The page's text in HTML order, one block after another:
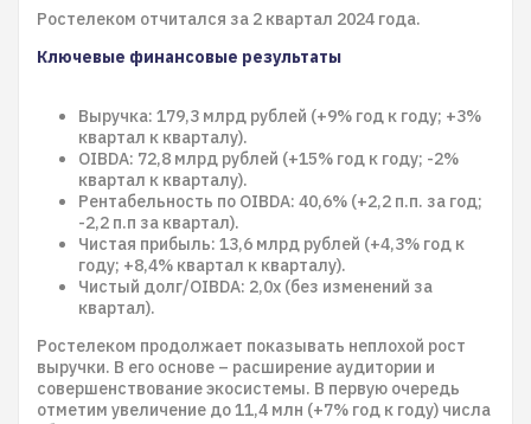
Ростелеком отчитался за 2 квартал 2024 года.
Ключевые финансовые результаты
Выручка: 179,3 млрд рублей (+9% год к году; +3%
квартал к кварталу).
OIBDA: 72,8 млрд рублей (+15% год к году; -2%
квартал к кварталу).
Рентабельность по OIBDA: 40,6% (+2,2 п.п. за год;
-2,2 п.п за квартал).
Чистая прибыль: 13,6 млрд рублей (+4,3% год к
году; +8,4% квартал к кварталу).
Чистый долг/OIBDA: 2,0х (без изменений за
квартал).
Ростелеком продолжает показывать неплохой рост
выручки. В его основе – расширение аудитории и
совершенствование экосистемы. В первую очередь
отметим увеличение до 11,4 млн (+7% год к году) числа